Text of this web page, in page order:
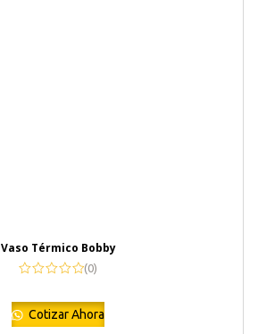
Vaso Térmico Bobby
(0)
Cotizar Ahora